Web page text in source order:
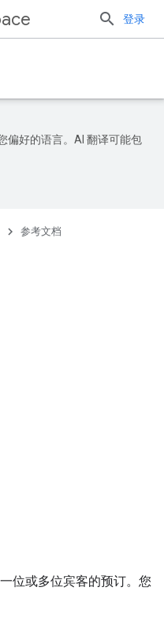
登录
偏好的语言。AI 翻译可能包
参考文档
位或多位宾客的预订。您